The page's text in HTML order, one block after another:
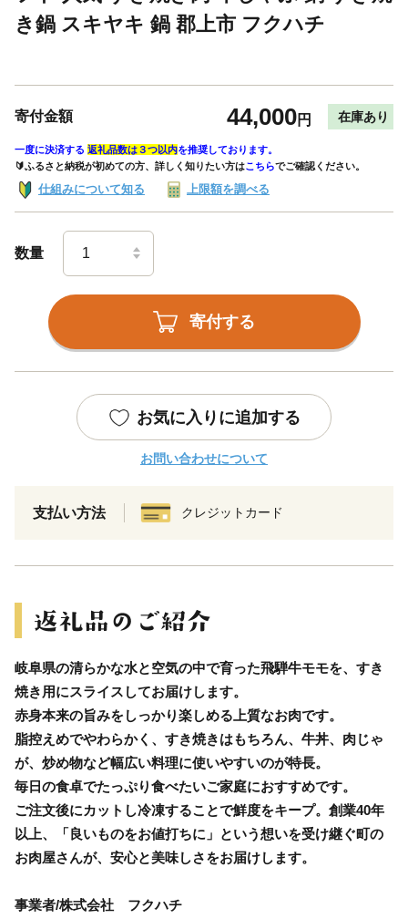
き鍋 スキヤキ 鍋 郡上市 フクハチ
寄付金額 44,000円 在庫あり
一度に決済する 返礼品数は３つ以内を推奨しております。
🔰ふるさと納税が初めての方、詳しく知りたい方はこちらでご確認ください。
仕組みについて知る 上限額を調べる
数量
寄付する
お気に入りに追加する
お問い合わせについて
支払い方法 クレジットカード
岐阜県の清らかな水と空気の中で育った飛騨牛モモを、すき
焼き用にスライスしてお届けします。
赤身本来の旨みをしっかり楽しめる上質なお肉です。
脂控えめでやわらかく、すき焼きはもちろん、牛丼、肉じゃ
が、炒め物など幅広い料理に使いやすいのが特長。
毎日の食卓でたっぷり食べたいご家庭におすすめです。
ご注文後にカットし冷凍することで鮮度をキープ。創業40年
以上、「良いものをお値打ちに」という想いを受け継ぐ町の
お肉屋さんが、安心と美味しさをお届けします。
事業者/株式会社 フクハチ